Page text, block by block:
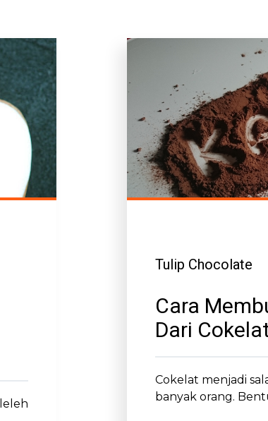
Tulip Chocolate
Cara
Dari
Cokelat menjadi
banyak orang.